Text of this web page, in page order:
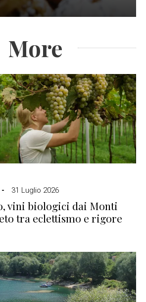
More
31 Luglio 2026
vini biologici dai Monti
tra eclettismo e rigore